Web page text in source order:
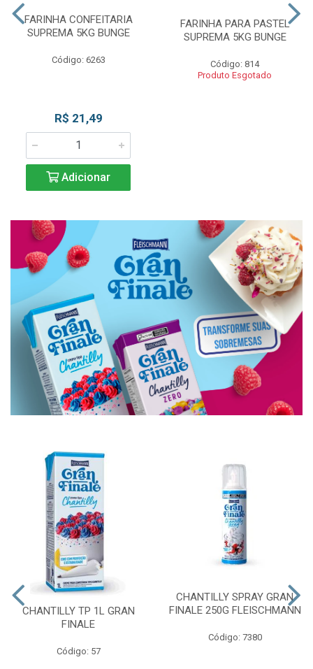
FARINHA CONFEITARIA
SUPREMA 5KG BUNGE
Código: 6263
R$ 21,49
Adicionar
FARINHA PARA PASTEL
SUPREMA 5KG BUNGE
Código: 814
Produto Esgotado
CHANTILLY TP 1L GRAN
FINALE
Código: 57
CHANTILLY SPRAY GRAN
FINALE 250G FLEISCHMANN
Código: 7380